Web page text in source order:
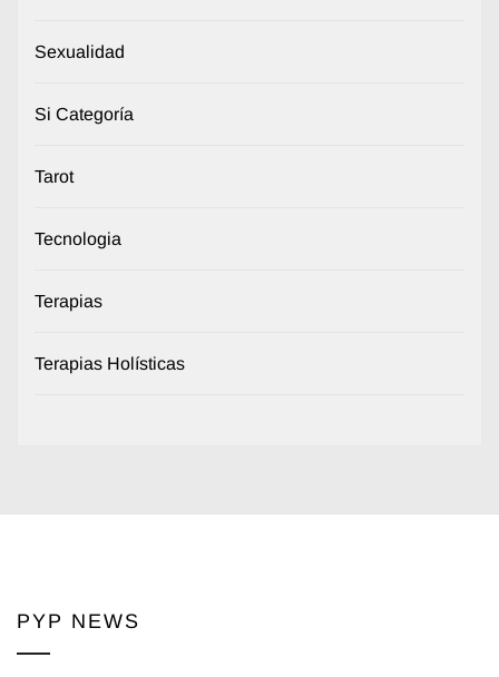
Sexualidad
Si Categoría
Tarot
Tecnologia
Terapias
Terapias Holísticas
PYP NEWS